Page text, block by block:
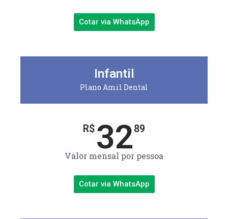
Cotar via WhatsApp
Infantil
Plano Amil Dental
R$ 3289
Valor mensal por pessoa
Cotar via WhatsApp